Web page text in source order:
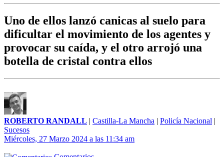
Uno de ellos lanzó canicas al suelo para
dificultar el movimiento de los agentes y
provocar su caída, y el otro arrojó una
botella de cristal contra ellos
ROBERTO RANDALL | Castilla-La Mancha | Policía Nacional |
Sucesos
Miércoles, 27 Marzo 2024 a las 11:34 am